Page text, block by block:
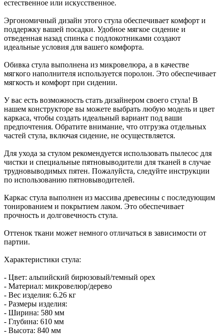
естественное или искусственное.
Эргономичный дизайн этого стула обеспечивает комфорт и
поддержку вашей посадки. Удобное мягкое сидение и
отведенная назад спинка с подлокотниками создают
идеальные условия для вашего комфорта.
Обивка стула выполнена из микровелюра, а в качестве
мягкого наполнителя используется поролон. Это обеспечивает
мягкость и комфорт при сидении.
У вас есть возможность стать дизайнером своего стула! В
нашем конструкторе вы можете выбрать любую модель и цвет
каркаса, чтобы создать идеальный вариант под ваши
предпочтения. Обратите внимание, что отгрузка отдельных
частей стула, включая сидение, не осуществляется.
Для ухода за стулом рекомендуется использовать пылесос для
чистки и специальные пятновыводители для тканей в случае
трудновыводимых пятен. Пожалуйста, следуйте инструкции
по использованию пятновыводителей.
Каркас стула выполнен из массива древесины с последующим
тонированием и покрытием лаком. Это обеспечивает
прочность и долговечность стула.
Оттенок ткани может немного отличаться в зависимости от
партии.
Характеристики стула:
- Цвет: альпийский бирюзовый/темный орех
- Материал: микровелюр/дерево
- Вес изделия: 6.26 кг
- Размеры изделия:
- Ширина: 580 мм
- Глубина: 610 мм
- Высота: 840 мм